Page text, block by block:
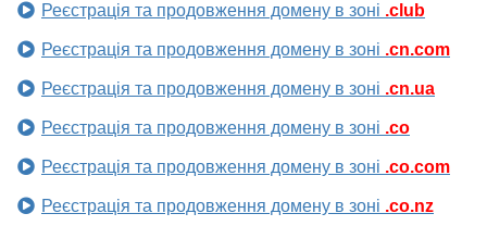
Реєстрація та продовження домену в зоні .club
Реєстрація та продовження домену в зоні .cn.com
Реєстрація та продовження домену в зоні .cn.ua
Реєстрація та продовження домену в зоні .co
Реєстрація та продовження домену в зоні .co.com
Реєстрація та продовження домену в зоні .co.nz